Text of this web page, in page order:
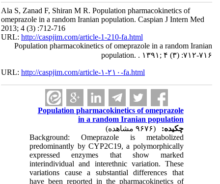
Ala S, Zanad F, Shiran M R. Population pharmacokinetics of
omeprazole in a random Iranian population. Caspian J Intern Med
2013; 4 (3) :712-716
URL:http://caspjim.com/article-1-210-fa.html
Population pharmacokinetics of omeprazole in a random Iranian
population. . ۱۳۹۱; ۴ (۳) :۷۱۲-۷۱۶
URL:http://caspjim.com/article-۱-۲۱۰-fa.html
Population pharmacokinetics of omeprazole
in a random Iranian population
چکیده:
Background: Omeprazole is metabolized
predominantly by CYP2C19, a polymorphically
expressed enzymes that show marked
interindividual and interethnic variation. These
variations cause a substantial differences that
have been reported in the pharmacokinetics of